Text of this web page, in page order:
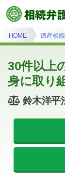
HOME 遺産相
30件以上
身に取り
鈴木洋平